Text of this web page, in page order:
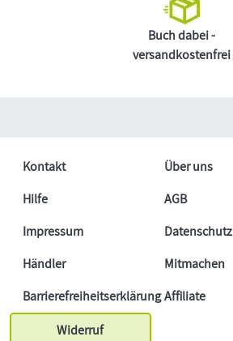
Buch dabei -
versandkostenfrei
Kontakt
Über uns
Hilfe
AGB
Impressum
Datenschutz
Händler
Mitmachen
BarrierefreiheitserklärungAffiliate
Widerruf